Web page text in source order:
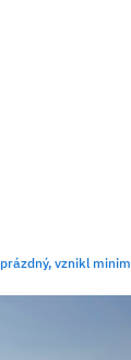
dům u moře